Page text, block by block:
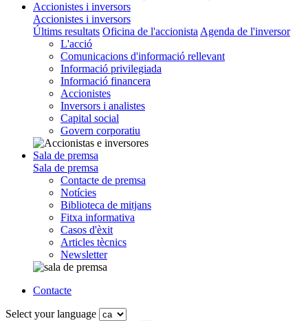
Accionistes i inversors
Accionistes i inversors
Últims resultats Oficina de l'accionista Agenda de l'inversor
L'acció
Comunicacions d'informació rellevant
Informació privilegiada
Informació financera
Accionistes
Inversors i analistes
Capital social
Govern corporatiu
Sala de premsa
Sala de premsa
Contacte de premsa
Notícies
Biblioteca de mitjans
Fitxa informativa
Casos d'èxit
Articles tècnics
Newsletter
Contacte
Select your language